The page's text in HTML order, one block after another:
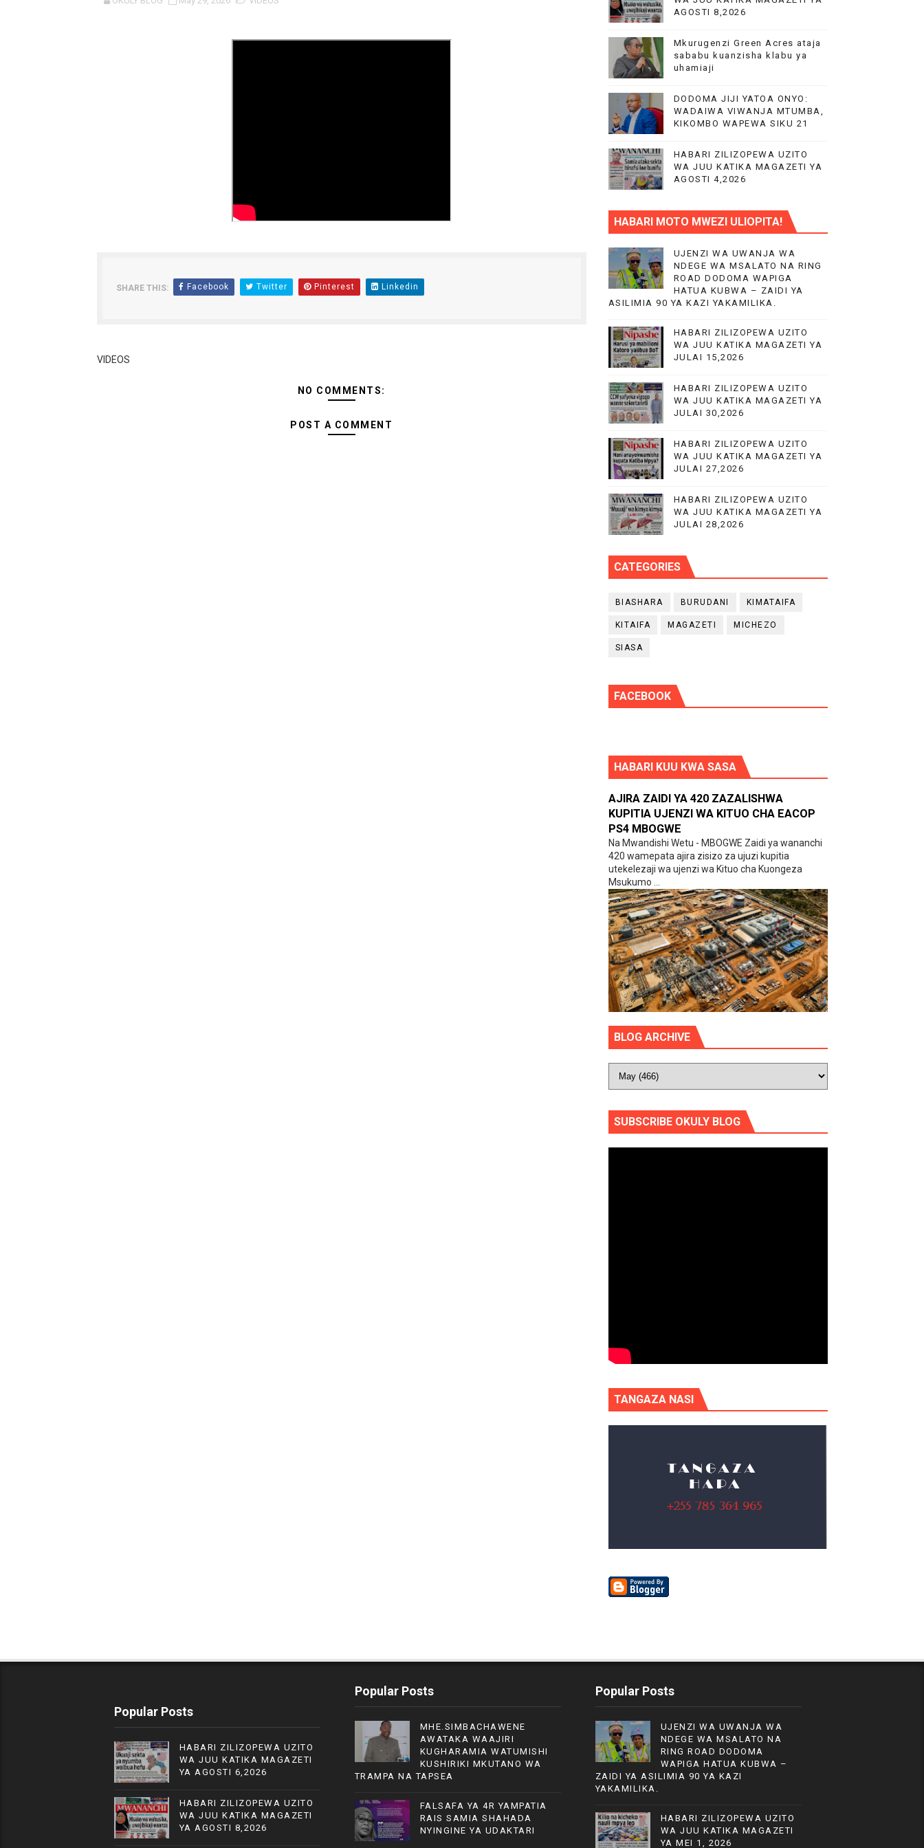
REA YAPELEKA FURSA YA MKOPO NAFUU WA UJENZI WA VITUO VIDOGO VYA MAFUTA VIJIJINI KWA WANAUSHIRIKA WOTE TANZANIA
TEKNOLOJIA YA NYUKLIA: MSAADA MKUBWA KATIKA MAPINDUZI YA KILIMO, MIFUGO, MAJI NA UCHUMI TANZANIA
TACAIDS YASISITIZA KINGA DHIDI YA UKIMWI KULINDA NGUVU KAZI NA MAENDELEO YA TAIFA
HABARI ZILIZOPEWA UZITO WA JUU KATIKA MAGAZETI YA AGOSTI 8,2026
TPDC YARIDHISHWA NA MAENDELEO YA UJENZI WA PUMP STATION NAMBA 3-MRADI WA EACOP
AJIRA ZAIDI YA 420 ZAZALISHWA KUPITIA UJENZI WA KITUO CHA EACOP PS4 MBOGWE
SHARE THIS: Facebook Twitter Pinterest Linkedin
VIDEOS
NO COMMENTS:
POST A COMMENT
AGOSTI 8,2026
Mkurugenzi Green Acres ataja
sababu kuanzisha klabu ya
uhamiaji
DODOMA JIJI YATOA ONYO:
WADAIWA VIWANJA MTUMBA,
KIKOMBO WAPEWA SIKU 21
HABARI ZILIZOPEWA UZITO
WA JUU KATIKA MAGAZETI YA
AGOSTI 4,2026
HABARI MOTO MWEZI ULIOPITA!
UJENZI WA UWANJA WA
NDEGE WA MSALATO NA RING
ROAD DODOMA WAPIGA
HATUA KUBWA – ZAIDI YA
ASILIMIA 90 YA KAZI YAKAMILIKA.
HABARI ZILIZOPEWA UZITO
WA JUU KATIKA MAGAZETI YA
JULAI 15,2026
HABARI ZILIZOPEWA UZITO
WA JUU KATIKA MAGAZETI YA
JULAI 30,2026
HABARI ZILIZOPEWA UZITO
WA JUU KATIKA MAGAZETI YA
JULAI 27,2026
HABARI ZILIZOPEWA UZITO
WA JUU KATIKA MAGAZETI YA
JULAI 28,2026
CATEGORIES
BIASHARA BURUDANI KIMATAIFA
KITAIFA MAGAZETI MICHEZO
SIASA
FACEBOOK
HABARI KUU KWA SASA
AJIRA ZAIDI YA 420 ZAZALISHWA
KUPITIA UJENZI WA KITUO CHA EACOP
PS4 MBOGWE
Na Mwandishi Wetu - MBOGWE Zaidi ya wananchi
420 wamepata ajira zisizo za ujuzi kupitia
utekelezaji wa ujenzi wa Kituo cha Kuongeza
Msukumo ...
BLOG ARCHIVE
SUBSCRIBE OKULY BLOG
TANGAZA NASI
Popular Posts
HABARI ZILIZOPEWA UZITO
WA JUU KATIKA MAGAZETI
YA AGOSTI 6,2026
HABARI ZILIZOPEWA UZITO
WA JUU KATIKA MAGAZETI
YA AGOSTI 8,2026
Popular Posts
MHE.SIMBACHAWENE
AWATAKA WAAJIRI
KUGHARAMIA WATUMISHI
KUSHIRIKI MKUTANO WA
TRAMPA NA TAPSEA
FALSAFA YA 4R YAMPATIA
RAIS SAMIA SHAHADA
NYINGINE YA UDAKTARI
Popular Posts
UJENZI WA UWANJA WA
NDEGE WA MSALATO NA
RING ROAD DODOMA
WAPIGA HATUA KUBWA –
ZAIDI YA ASILIMIA 90 YA KAZI
YAKAMILIKA.
HABARI ZILIZOPEWA UZITO
WA JUU KATIKA MAGAZETI
YA MEI 1, 2026